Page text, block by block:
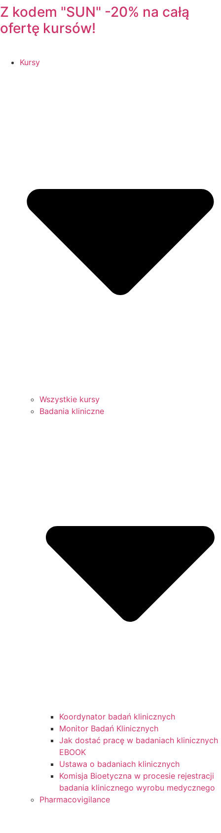
Z kodem "SUN" -20% na całą
ofertę kursów!
Kursy
Wszystkie kursy
Badania kliniczne
Koordynator badań klinicznych
Monitor Badań Klinicznych
Jak dostać pracę w badaniach klinicznych
EBOOK
Ustawa o badaniach klinicznych
Komisja Bioetyczna w procesie rejestracji
badania klinicznego wyrobu medycznego
Pharmacovigilance